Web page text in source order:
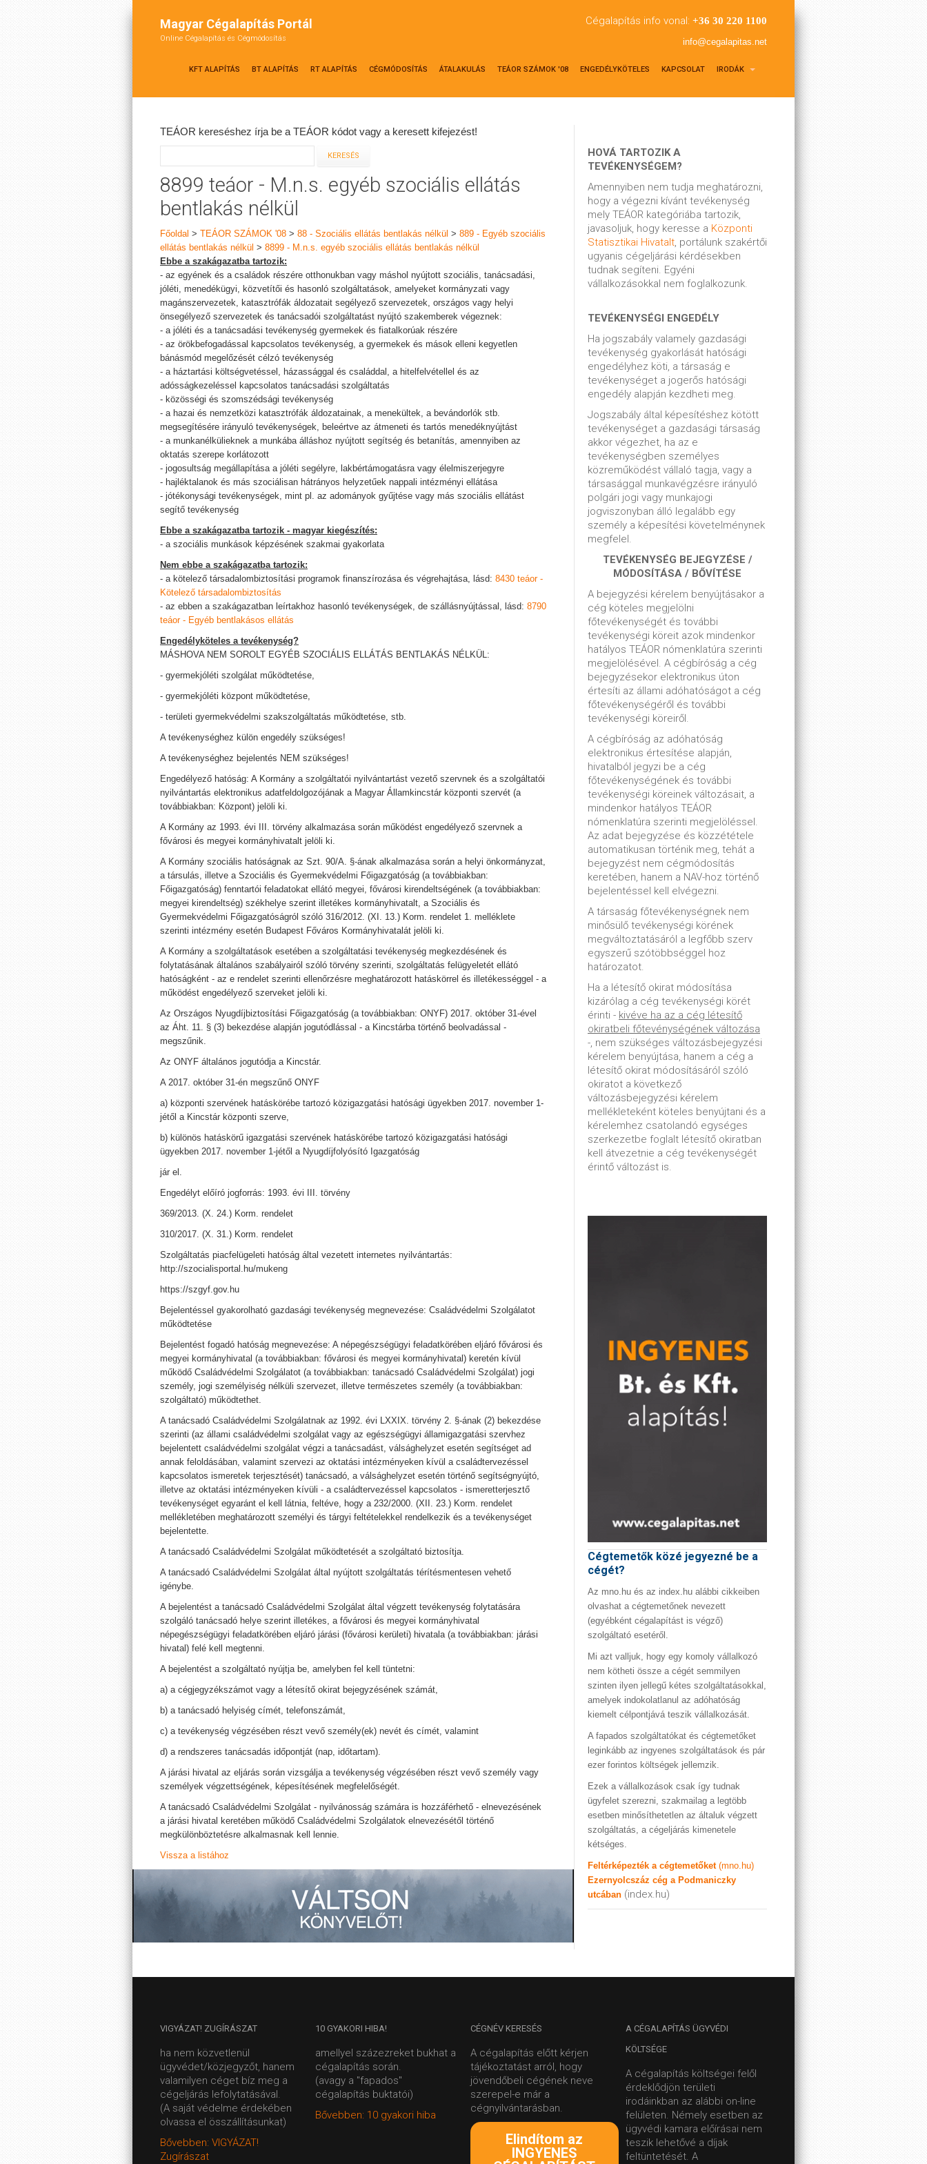
Magyar Cégalapítás Portál
Online Cégalapítás és Cégmódosítás
Cégalapítás info vonal: +36 30 220 1100
info@cegalapitas.net
KFT ALAPÍTÁS BT ALAPÍTÁS RT ALAPÍTÁS CÉGMÓDOSÍTÁS ÁTALAKULÁS TEÁOR SZÁMOK '08 ENGEDÉLYKÖTELES KAPCSOLAT IRODÁK
TEÁOR kereséshez írja be a TEÁOR kódot vagy a keresett kifejezést!
8899 teáor - M.n.s. egyéb szociális ellátás
bentlakás nélkül
Főoldal > TEÁOR SZÁMOK '08 > 88 - Szociális ellátás bentlakás nélkül > 889 - Egyéb szociális
ellátás bentlakás nélkül > 8899 - M.n.s. egyéb szociális ellátás bentlakás nélkül
Ebbe a szakágazatba tartozik:
- az egyének és a családok részére otthonukban vagy máshol nyújtott szociális, tanácsadási,
jóléti, menedékügyi, közvetítői és hasonló szolgáltatások, amelyeket kormányzati vagy
magánszervezetek, katasztrófák áldozatait segélyező szervezetek, országos vagy helyi
önsegélyező szervezetek és tanácsadói szolgáltatást nyújtó szakemberek végeznek:
- a jóléti és a tanácsadási tevékenység gyermekek és fiatalkorúak részére
- az örökbefogadással kapcsolatos tevékenység, a gyermekek és mások elleni kegyetlen
bánásmód megelőzését célzó tevékenység
- a háztartási költségvetéssel, házassággal és családdal, a hitelfelvétellel és az
adósságkezeléssel kapcsolatos tanácsadási szolgáltatás
- közösségi és szomszédsági tevékenység
- a hazai és nemzetközi katasztrófák áldozatainak, a menekültek, a bevándorlók stb.
megsegítésére irányuló tevékenységek, beleértve az átmeneti és tartós menedéknyújtást
- a munkanélkülieknek a munkába álláshoz nyújtott segítség és betanítás, amennyiben az
oktatás szerepe korlátozott
- jogosultság megállapítása a jóléti segélyre, lakbértámogatásra vagy élelmiszerjegyre
- hajléktalanok és más szociálisan hátrányos helyzetűek nappali intézményi ellátása
- jótékonysági tevékenységek, mint pl. az adományok gyűjtése vagy más szociális ellátást
segítő tevékenység
Ebbe a szakágazatba tartozik - magyar kiegészítés:
- a szociális munkások képzésének szakmai gyakorlata
Nem ebbe a szakágazatba tartozik:
- a kötelező társadalombiztosítási programok finanszírozása és végrehajtása, lásd: 8430 teáor -
Kötelező társadalombiztosítás
- az ebben a szakágazatban leírtakhoz hasonló tevékenységek, de szállásnyújtással, lásd: 8790
teáor - Egyéb bentlakásos ellátás
Engedélyköteles a tevékenység?
MÁSHOVA NEM SOROLT EGYÉB SZOCIÁLIS ELLÁTÁS BENTLAKÁS NÉLKÜL:
- gyermekjóléti szolgálat működtetése,
- gyermekjóléti központ működtetése,
- területi gyermekvédelmi szakszolgáltatás működtetése, stb.
A tevékenységhez külön engedély szükséges!
A tevékenységhez bejelentés NEM szükséges!
Engedélyező hatóság: A Kormány a szolgáltatói nyilvántartást vezető szervnek és a szolgáltatói
nyilvántartás elektronikus adatfeldolgozójának a Magyar Államkincstár központi szervét (a
továbbiakban: Központ) jelöli ki.
A Kormány az 1993. évi III. törvény alkalmazása során működést engedélyező szervnek a
fővárosi és megyei kormányhivatalt jelöli ki.
A Kormány szociális hatóságnak az Szt. 90/A. §-ának alkalmazása során a helyi önkormányzat,
a társulás, illetve a Szociális és Gyermekvédelmi Főigazgatóság (a továbbiakban:
Főigazgatóság) fenntartói feladatokat ellátó megyei, fővárosi kirendeltségének (a továbbiakban:
megyei kirendeltség) székhelye szerint illetékes kormányhivatalt, a Szociális és
Gyermekvédelmi Főigazgatóságról szóló 316/2012. (XI. 13.) Korm. rendelet 1. melléklete
szerinti intézmény esetén Budapest Főváros Kormányhivatalát jelöli ki.
A Kormány a szolgáltatások esetében a szolgáltatási tevékenység megkezdésének és
folytatásának általános szabályairól szóló törvény szerinti, szolgáltatás felügyeletét ellátó
hatóságként - az e rendelet szerinti ellenőrzésre meghatározott hatáskörrel és illetékességgel - a
működést engedélyező szerveket jelöli ki.
Az Országos Nyugdíjbiztosítási Főigazgatóság (a továbbiakban: ONYF) 2017. október 31-ével
az Áht. 11. § (3) bekezdése alapján jogutódlással - a Kincstárba történő beolvadással -
megszűnik.
Az ONYF általános jogutódja a Kincstár.
A 2017. október 31-én megszűnő ONYF
a) központi szervének hatáskörébe tartozó közigazgatási hatósági ügyekben 2017. november 1-
jétől a Kincstár központi szerve,
b) különös hatáskörű igazgatási szervének hatáskörébe tartozó közigazgatási hatósági
ügyekben 2017. november 1-jétől a Nyugdíjfolyósító Igazgatóság
jár el.
Engedélyt előíró jogforrás: 1993. évi III. törvény
369/2013. (X. 24.) Korm. rendelet
310/2017. (X. 31.) Korm. rendelet
Szolgáltatás piacfelügeleti hatóság által vezetett internetes nyilvántartás:
http://szocialisportal.hu/mukeng
https://szgyf.gov.hu
Bejelentéssel gyakorolható gazdasági tevékenység megnevezése: Családvédelmi Szolgálatot
működtetése
Bejelentést fogadó hatóság megnevezése: A népegészségügyi feladatkörében eljáró fővárosi és
megyei kormányhivatal (a továbbiakban: fővárosi és megyei kormányhivatal) keretén kívül
működő Családvédelmi Szolgálatot (a továbbiakban: tanácsadó Családvédelmi Szolgálat) jogi
személy, jogi személyiség nélküli szervezet, illetve természetes személy (a továbbiakban:
szolgáltató) működtethet.
A tanácsadó Családvédelmi Szolgálatnak az 1992. évi LXXIX. törvény 2. §-ának (2) bekezdése
szerinti (az állami családvédelmi szolgálat vagy az egészségügyi államigazgatási szervhez
bejelentett családvédelmi szolgálat végzi a tanácsadást, válsághelyzet esetén segítséget ad
annak feloldásában, valamint szervezi az oktatási intézményeken kívül a családtervezéssel
kapcsolatos ismeretek terjesztését) tanácsadó, a válsághelyzet esetén történő segítségnyújtó,
illetve az oktatási intézményeken kívüli - a családtervezéssel kapcsolatos - ismeretterjesztő
tevékenységet egyaránt el kell látnia, feltéve, hogy a 232/2000. (XII. 23.) Korm. rendelet
mellékletében meghatározott személyi és tárgyi feltételekkel rendelkezik és a tevékenységet
bejelentette.
A tanácsadó Családvédelmi Szolgálat működtetését a szolgáltató biztosítja.
A tanácsadó Családvédelmi Szolgálat által nyújtott szolgáltatás térítésmentesen vehető
igénybe.
A bejelentést a tanácsadó Családvédelmi Szolgálat által végzett tevékenység folytatására
szolgáló tanácsadó helye szerint illetékes, a fővárosi és megyei kormányhivatal
népegészségügyi feladatkörében eljáró járási (fővárosi kerületi) hivatala (a továbbiakban: járási
hivatal) felé kell megtenni.
A bejelentést a szolgáltató nyújtja be, amelyben fel kell tüntetni:
a) a cégjegyzékszámot vagy a létesítő okirat bejegyzésének számát,
b) a tanácsadó helyiség címét, telefonszámát,
c) a tevékenység végzésében részt vevő személy(ek) nevét és címét, valamint
d) a rendszeres tanácsadás időpontját (nap, időtartam).
A járási hivatal az eljárás során vizsgálja a tevékenység végzésében részt vevő személy vagy
személyek végzettségének, képesítésének megfelelőségét.
A tanácsadó Családvédelmi Szolgálat - nyilvánosság számára is hozzáférhető - elnevezésének
a járási hivatal keretében működő Családvédelmi Szolgálatok elnevezésétől történő
megkülönböztetésre alkalmasnak kell lennie.
Vissza a listához
HOVÁ TARTOZIK A
TEVÉKENYSÉGEM?
Amennyiben nem tudja meghatározni,
hogy a végezni kívánt tevékenység
mely TEÁOR kategóriába tartozik,
javasoljuk, hogy keresse a Központi
Statisztikai Hivatalt, portálunk szakértői
ugyanis cégeljárási kérdésekben
tudnak segíteni. Egyéni
vállalkozásokkal nem foglalkozunk.
TEVÉKENYSÉGI ENGEDÉLY
Ha jogszabály valamely gazdasági
tevékenység gyakorlását hatósági
engedélyhez köti, a társaság e
tevékenységet a jogerős hatósági
engedély alapján kezdheti meg.
Jogszabály által képesítéshez kötött
tevékenységet a gazdasági társaság
akkor végezhet, ha az e
tevékenységben személyes
közreműködést vállaló tagja, vagy a
társasággal munkavégzésre irányuló
polgári jogi vagy munkajogi
jogviszonyban álló legalább egy
személy a képesítési követelménynek
megfelel.
TEVÉKENYSÉG BEJEGYZÉSE /
MÓDOSÍTÁSA / BŐVÍTÉSE
A bejegyzési kérelem benyújtásakor a
cég köteles megjelölni
főtevékenységét és további
tevékenységi köreit azok mindenkor
hatályos TEÁOR nómenklatúra szerinti
megjelölésével. A cégbíróság a cég
bejegyzésekor elektronikus úton
értesíti az állami adóhatóságot a cég
főtevékenységéről és további
tevékenységi köreiről.
A cégbíróság az adóhatóság
elektronikus értesítése alapján,
hivatalból jegyzi be a cég
főtevékenységének és további
tevékenységi köreinek változásait, a
mindenkor hatályos TEÁOR
nómenklatúra szerinti megjelöléssel.
Az adat bejegyzése és közzététele
automatikusan történik meg, tehát a
bejegyzést nem cégmódosítás
keretében, hanem a NAV-hoz történő
bejelentéssel kell elvégezni.
A társaság főtevékenységnek nem
minősülő tevékenységi körének
megváltoztatásáról a legfőbb szerv
egyszerű szótöbbséggel hoz
határozatot.
Ha a létesítő okirat módosítása
kizárólag a cég tevékenységi körét
érinti - kivéve ha az a cég létesítő
okiratbeli főtevénységének változása
-, nem szükséges változásbejegyzési
kérelem benyújtása, hanem a cég a
létesítő okirat módosításáról szóló
okiratot a következő
változásbejegyzési kérelem
mellékleteként köteles benyújtani és a
kérelemhez csatolandó egységes
szerkezetbe foglalt létesítő okiratban
kell átvezetnie a cég tevékenységét
érintő változást is.
Cégtemetők közé jegyezné be a
cégét?
Az mno.hu és az index.hu alábbi cikkeiben
olvashat a cégtemetőnek nevezett
(egyébként cégalapítást is végző)
szolgáltató esetéről.
Mi azt valljuk, hogy egy komoly vállalkozó
nem kötheti össze a cégét semmilyen
szinten ilyen jellegű kétes szolgáltatásokkal,
amelyek indokolatlanul az adóhatóság
kiemelt célpontjává teszik vállalkozását.
A fapados szolgáltatókat és cégtemetőket
leginkább az ingyenes szolgáltatások és pár
ezer forintos költségek jellemzik.
Ezek a vállalkozások csak így tudnak
ügyfelet szerezni, szakmailag a legtöbb
esetben minősíthetetlen az általuk végzett
szolgáltatás, a cégeljárás kimenetele
kétséges.
Feltérképezték a cégtemetőket (mno.hu)
Ezernyolcszáz cég a Podmaniczky
utcában (index.hu)
VIGYÁZAT! ZUGÍRÁSZAT
ha nem közvetlenül
ügyvédet/közjegyzőt, hanem
valamilyen céget bíz meg a
cégeljárás lefolytatásával.
(A saját védelme érdekében
olvassa el összállításunkat)
Bővebben: VIGYÁZAT!
Zugírászat
10 GYAKORI HIBA!
amellyel százezreket bukhat a
cégalapítás során.
(avagy a "fapados"
cégalapítás buktatói)
Bővebben: 10 gyakori hiba
CÉGNÉV KERESÉS
A cégalapítás előtt kérjen
tájékoztatást arról, hogy
jövendőbeli cégének neve
szerepel-e már a
cégnyilvántarásban.
Elindítom az
INGYENES
A CÉGALAPÍTÁS ÜGYVÉDI
KÖLTSÉGE
A cégalapítás költségei felől
érdeklődjön területi
irodáinkban az alábbi on-line
felületen. Némely esetben az
ügyvédi kamara előírásai nem
teszik lehetővé a díjak
feltüntetését. A